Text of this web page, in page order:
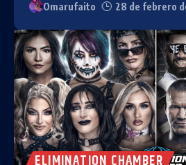
Omarufaito 28 de febrero